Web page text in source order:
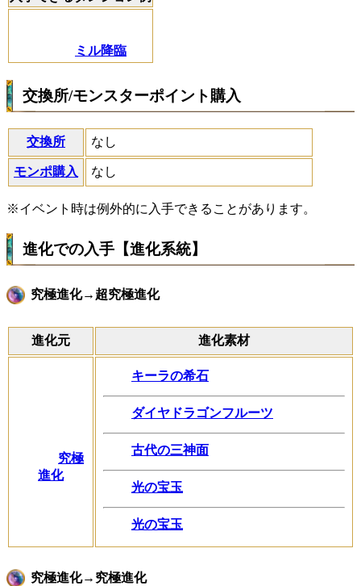
ミル降臨
交換所/モンスターポイント購入
交換所 なし
モンポ購入 なし
※イベント時は例外的に入手できることがあります。
進化での入手【進化系統】
究極進化→超究極進化
進化元 進化素材
究極
進化
キーラの希石
ダイヤドラゴンフルーツ
古代の三神面
光の宝玉
光の宝玉
究極進化→究極進化